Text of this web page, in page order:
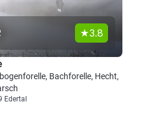
3.8
Bachforelle, Hecht,
Edertal